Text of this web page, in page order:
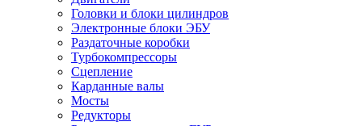
Головки и блоки цилиндров
Электронные блоки ЭБУ
Раздаточные коробки
Турбокомпрессоры
Сцепление
Карданные валы
Мосты
Редукторы